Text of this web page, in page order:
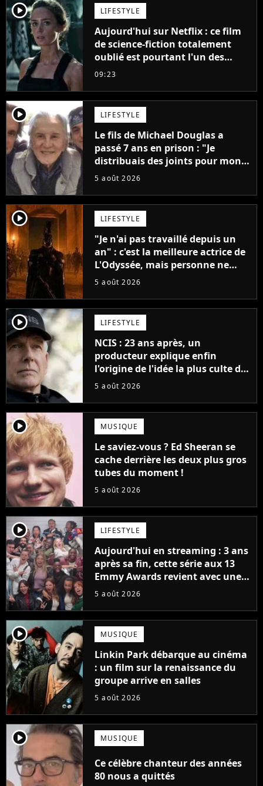
player2 LIFESTYLE
Aujourd'hui sur Netflix : ce film
de science-fiction totalement
oublié est pourtant l'un des
meilleurs des années 2010
09:23
player2 LIFESTYLE
Le fils de Michael Douglas a
passé 7 ans en prison : "Je
distribuais des joints pour mon
père"
5 août 2026
player2 LIFESTYLE
"Je n'ai pas travaillé depuis un
an" : c'est la meilleure actrice de
L'Odyssée, mais personne ne
veut lui donner de rôle au
5 août 2026
player2 LIFESTYLE
NCIS : 23 ans après, un
producteur explique enfin
l'origine de l'idée la plus culte de
la série (et on ne parle pas du
5 août 2026
player2 MUSIQUE
Le saviez-vous ? Ed Sheeran se
cache derrière les deux plus gros
tubes du moment !
5 août 2026
player2 LIFESTYLE
Aujourd'hui en streaming : 3 ans
après sa fin, cette série aux 13
Emmy Awards revient avec une
suite... totalement différente
5 août 2026
player2 MUSIQUE
Linkin Park débarque au cinéma
: un film sur la renaissance du
groupe arrive en salles
5 août 2026
player2 MUSIQUE
Ce célèbre chanteur des années
80 nous a quittés